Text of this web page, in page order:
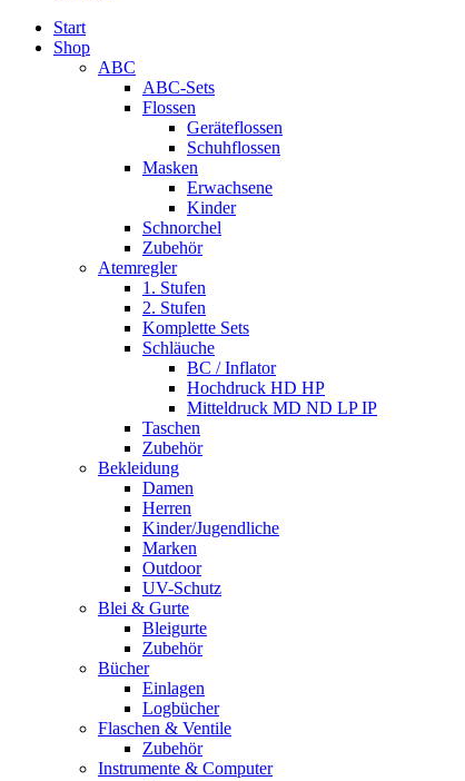
Start
Shop
ABC
ABC-Sets
Flossen
Geräteflossen
Schuhflossen
Masken
Erwachsene
Kinder
Schnorchel
Zubehör
Atemregler
1. Stufen
2. Stufen
Komplette Sets
Schläuche
BC / Inflator
Hochdruck HD HP
Mitteldruck MD ND LP IP
Taschen
Zubehör
Bekleidung
Damen
Herren
Kinder/Jugendliche
Marken
Outdoor
UV-Schutz
Blei & Gurte
Bleigurte
Zubehör
Bücher
Einlagen
Logbücher
Flaschen & Ventile
Zubehör
Instrumente & Computer